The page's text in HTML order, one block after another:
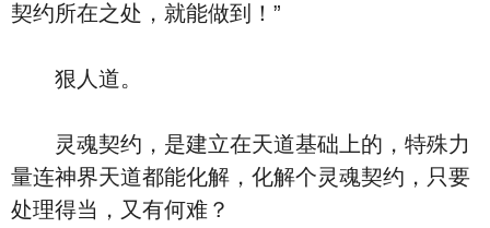
契约所在之处，就能做到！”
狠人道。
灵魂契约，是建立在天道基础上的，特殊力
量连神界天道都能化解，化解个灵魂契约，只要
处理得当，又有何难？